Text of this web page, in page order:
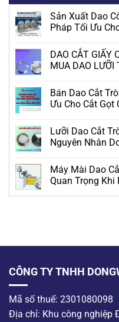
Sản Xuất Dao
Pháp Tối Ưu
DAO CẮT GIẤY
MUA DAO LƯỠI
Bán Dao Cắt
Ưu Cho Cắt Gọt
Lưỡi Dao Cắt
Nguyên Nhân
Máy Mài Dao
Quan Trọng Khi
CÔNG TY TNHH
Mã số thuế: 2301080098
Địa chỉ: Khu công nghiệp